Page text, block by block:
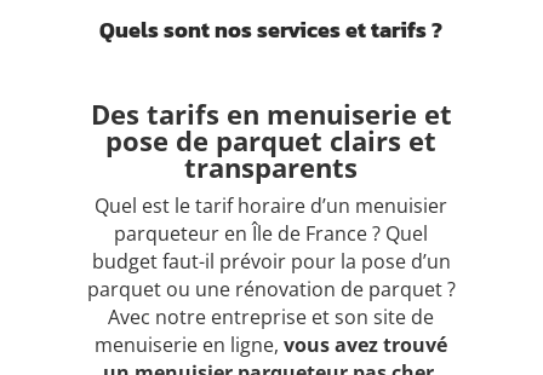
Quels sont nos services et tarifs ?
Des tarifs en menuiserie et
pose de parquet clairs et
transparents
Quel est le tarif horaire d’un menuisier
parqueteur en Île de France ? Quel
budget faut-il prévoir pour la pose d’un
parquet ou une rénovation de parquet ?
Avec notre entreprise et son site de
menuiserie en ligne, vous avez trouvé